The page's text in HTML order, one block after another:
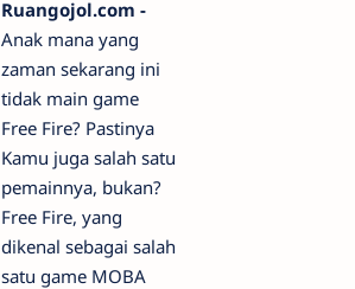
Ruangojol.com -
Anak mana yang
zaman sekarang ini
tidak main game
Free Fire? Pastinya
Kamu juga salah satu
pemainnya, bukan?
Free Fire, yang
dikenal sebagai salah
satu game MOBA